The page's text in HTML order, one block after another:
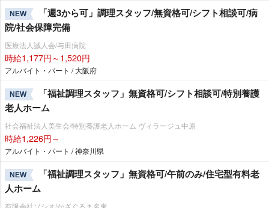
NEW
「週3から可」調理スタッフ/無資格可/シフト相談可/病
院/社会保障完備
医療法人誠人会/与田病院
時給1,177円～1,520円
アルバイト・パート / 大阪府
NEW
「福祉調理スタッフ」無資格可/シフト相談可/特別養護
老人ホーム
社会福祉法人美生会/特別養護老人ホーム ヴィラージュ中原
時給1,226円～
アルバイト・パート / 神奈川県
NEW
「福祉調理スタッフ」無資格可/午前のみ/住宅型有料老
人ホーム
有限会社ソシオ/かざぐるま名東